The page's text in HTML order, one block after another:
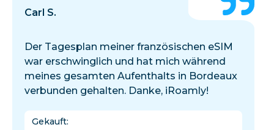
Carl S.
Der Tagesplan meiner französischen eSIM
war erschwinglich und hat mich während
meines gesamten Aufenthalts in Bordeaux
verbunden gehalten. Danke, iRoamly!
Gekauft: